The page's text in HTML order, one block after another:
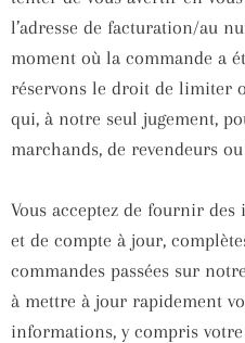
l’adresse de facturation/au
moment où la commande a
réservons le droit de limiter
qui, à notre seul jugement,
marchands, de revendeurs
Vous acceptez de fournir
et de compte à jour,
commandes passées sur
à mettre à jour rapidement
informations, y compris